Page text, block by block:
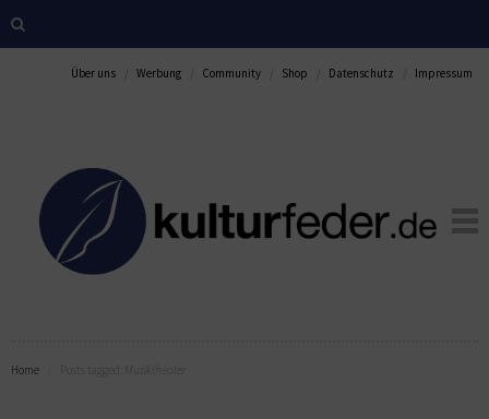
Über uns Werbung Community Shop Datenschutz Impressum
Home